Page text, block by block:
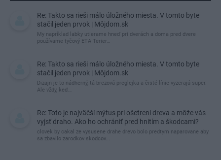
Re: Takto sa rieši málo úložného miesta. V tomto byte
stačil jeden prvok | Môjdom.sk
My napríklad labky utierame hneď pri dverách a doma pred dvere
používame tyčový ETA Terier…
Re: Takto sa rieši málo úložného miesta. V tomto byte
stačil jeden prvok | Môjdom.sk
Dizajn je to nádherný, tá brezová preglejka a čisté línie vyzerajú super.
Ale vždy, keď…
Re: Toto je najväčší mýtus pri ošetrení dreva a môže vás
vyjsť draho. Ako ho ochrániť pred hnitím a škodcami?
clovek by cakal ze vysusene drahe drevo bolo predtym naparovane aby
sa zbavilo zarodkov skodcov...